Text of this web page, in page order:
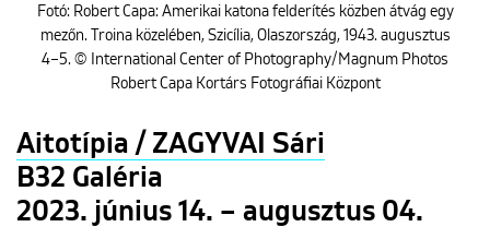
Fotó: Robert Capa: Amerikai katona felderítés közben átvág egy
mezőn. Troina közelében, Szicília, Olaszország, 1943. augusztus
4–5. © International Center of Photography/Magnum Photos
Robert Capa Kortárs Fotográfiai Központ
Aitotípia / ZAGYVAI Sári
B32 Galéria
2023. június 14. – augusztus 04.